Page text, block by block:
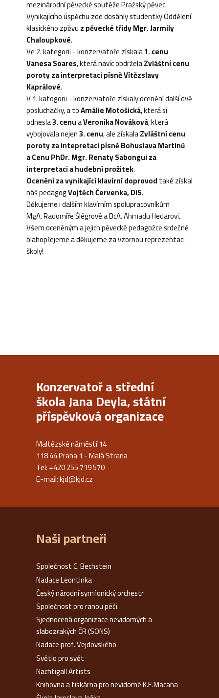
mezinárodní pěvecké soutěže Pražský pěvec.
Vynikajícího úspěchu zde dosáhly studentky Oddělení
klasického zpěvuz pěvecké třídy Mgr. Jarmily
Chaloupkové.
Ve 2. kategorii - konzervatoře získala1. cenu
Vanesa Soares, která navíc obdrželaZvláštní cenu
poroty za interpretaci písně Vítězslavy
Kaprálové.
V 1. katogorii - konzervatoře získaly ocenění další dvě
posluchačky, a toAmálie Motošická, která si
odnesla3. cenuaVeronika Nováková, která
vybojovala nejen3. cenu, ale získalaZvláštní cenu
poroty za intepretaci písně Bohuslava Martinů
a Cenu PhDr. Mgr. Renaty Sabongui za
interpretaci a hudební prožitek.
Ocenění za vynikající klavírní doprovodtaké získal
náš pedagogVojtěch Červenka, DiS.
Děkujeme i dalším klavírním spolupracovníkům
MgA. Radomíře Šlégrové a BcA. Ahmadu Hedarovi.
Všem oceněným a jejich pěvecké pedagožce srdečně
blahopřejeme a děkujeme za vzornou reprezentaci
školy!
Konzervatoř a střední
škola Jana Deyla, státní
příspěvková organizace
Maltézské náměstí 14
118 44 Praha 1 - Malá Strana
Tel: +420 255 719 570
E-mail:kjd@kjd.cz
Naši partneři
Společnost C. Bechstein
Nadace Leontinka
Český národní symfonický orchestr
Společnost pro ranou péči
Sjednocená organizace nevidomých a
slabozrakých ČR (SONS)
Nadace prof. Vejdovského
Světlo pro svět
Nachtigall Artists
Knihovna a tiskárna pro nevidomé K.E.Macana